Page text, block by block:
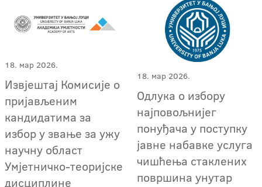
18. мар 2026.
Извјештај Комисије о
пријављеним
кандидатима за
избор у звање за ужу
научну област
Умјетничко-теоријске
дисциплине
18. мар 2026.
Одлука о избору
најповољнијег
понуђача у поступку
јавне набавке услуга
чишћења стаклених
површина унутар